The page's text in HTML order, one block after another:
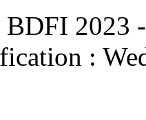
2023
: